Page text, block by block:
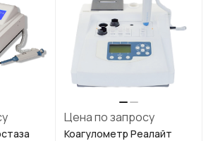
Цена по запросу
Коагулометр Реалайт